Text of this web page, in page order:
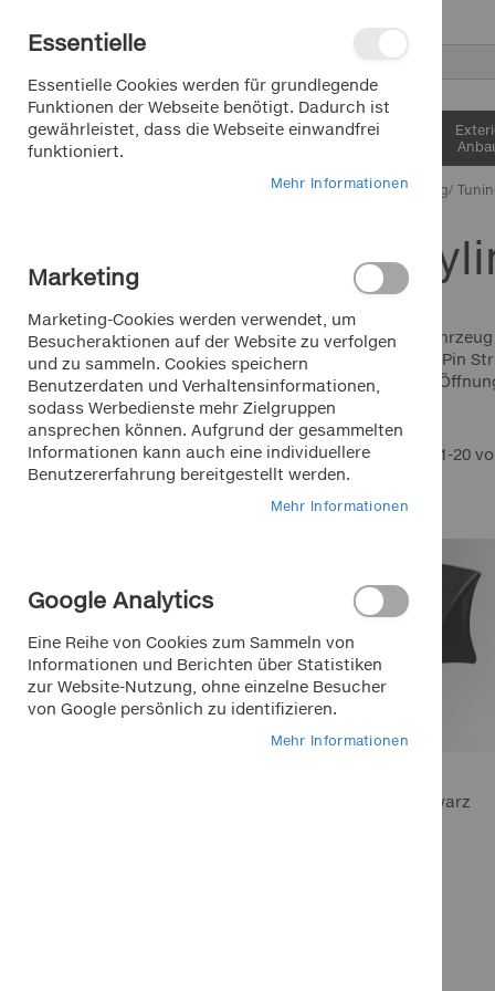
Suche
Interieur &
Home Carstyling/
Geben Sie Ihrem
Felgen mit Foliatec Pin
Kühlergrill, Spoiler-
Ansicht
als
RasterListe 1-20
Antenne Shark schwarz
Saisonartikel Winter
Lkw/Transporter/Bus
HOTLINE
+49 911 988 315 00
Mo.-Fr. 9 - 18 Uhr für Sie da
Marken bei Klemm
Dino
EUFAB
FOLIATEC
Essentielle
Essentielle Cookies werden für grundlegende
Funktionen der Webseite benötigt. Dadurch ist
gewährleistet, dass die Webseite einwandfrei
funktioniert.
Mehr Informationen
Marketing
Marketing-Cookies werden verwendet, um
Besucheraktionen auf der Website zu verfolgen
und zu sammeln. Cookies speichern
Benutzerdaten und Verhaltensinformationen,
sodass Werbedienste mehr Zielgruppen
ansprechen können. Aufgrund der gesammelten
Informationen kann auch eine individuellere
Benutzererfahrung bereitgestellt werden.
Mehr Informationen
Google Analytics
Eine Reihe von Cookies zum Sammeln von
Informationen und Berichten über Statistiken
zur Website-Nutzung, ohne einzelne Besucher
von Google persönlich zu identifizieren.
Mehr Informationen